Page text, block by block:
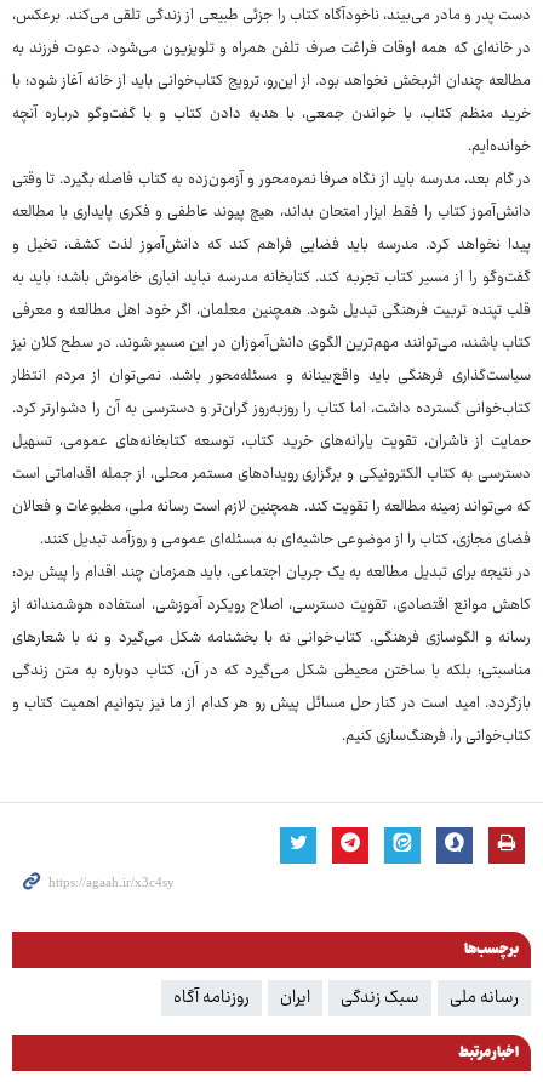
دست پدر و مادر می‌بیند، ناخودآگاه کتاب را جزئی طبیعی از زندگی تلقی می‌کند. برعکس،
در خانه‌ای که همه اوقات فراغت صرف تلفن همراه و تلویزیون می‌شود، دعوت فرزند به
مطالعه چندان اثربخش نخواهد بود. از این‌رو، ترویج کتاب‌خوانی باید از خانه آغاز شود؛ با
خرید منظم کتاب، با خواندن جمعی، با هدیه دادن کتاب و با گفت‌وگو درباره آنچه
خوانده‌ایم.
در گام بعد، مدرسه باید از نگاه صرفا نمره‌محور و آزمون‌زده به کتاب فاصله بگیرد. تا وقتی
دانش‌آموز کتاب را فقط ابزار امتحان بداند، هیچ پیوند عاطفی و فکری پایداری با مطالعه
پیدا نخواهد کرد. مدرسه باید فضایی فراهم کند که دانش‌آموز لذت کشف، تخیل و
گفت‌وگو را از مسیر کتاب تجربه کند. کتابخانه مدرسه نباید انباری خاموش باشد؛ باید به
قلب تپنده تربیت فرهنگی تبدیل شود. همچنین معلمان، اگر خود اهل مطالعه و معرفی
کتاب باشند، می‌توانند مهم‌ترین الگوی دانش‌آموزان در این مسیر شوند. در سطح کلان نیز
سیاست‌گذاری فرهنگی باید واقع‌بینانه و مسئله‌محور باشد. نمی‌توان از مردم انتظار
کتاب‌خوانی گسترده داشت، اما کتاب را روزبه‌روز گران‌تر و دسترسی به آن را دشوارتر کرد.
حمایت از ناشران، تقویت یارانه‌های خرید کتاب، توسعه کتابخانه‌های عمومی، تسهیل
دسترسی به کتاب الکترونیکی و برگزاری رویدادهای مستمر محلی، از جمله اقداماتی است
که می‌تواند زمینه مطالعه را تقویت کند. همچنین لازم است رسانه ملی، مطبوعات و فعالان
فضای مجازی، کتاب را از موضوعی حاشیه‌ای به مسئله‌ای عمومی و روزآمد تبدیل کنند.
در نتیجه برای تبدیل مطالعه به یک جریان اجتماعی، باید همزمان چند اقدام را پیش برد:
کاهش موانع اقتصادی، تقویت دسترسی، اصلاح رویکرد آموزشی، استفاده هوشمندانه از
رسانه و الگوسازی فرهنگی. کتاب‌خوانی نه با بخشنامه شکل می‌گیرد و نه با شعارهای
مناسبتی؛ بلکه با ساختن محیطی شکل می‌گیرد که در آن، کتاب دوباره به متن زندگی
بازگردد. امید است در کنار حل مسائل پیش رو هر کدام از ما نیز بتوانیم اهمیت کتاب و
کتاب‌خوانی را، فرهنگ‌سازی کنیم.
برچسب‌ها
رسانه ملی سبک زندگی ایران روزنامه آگاه
اخبار مرتبط